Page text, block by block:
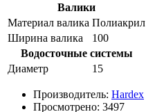
Валики
Материал валика Полиакрил
Ширина валика
100
Водосточные системы
Диаметр
15
Производитель: Hardex
Просмотрено: 3497